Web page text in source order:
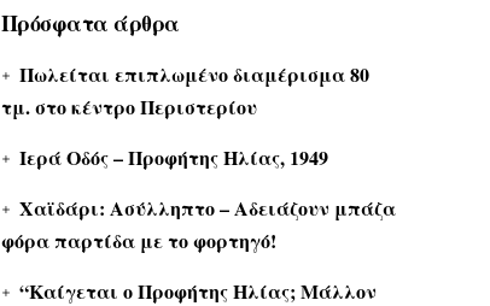
Πρόσφατα άρθρα
Πωλείται επιπλωμένο διαμέρισμα 80
τμ. στο κέντρο Περιστερίου
Ιερά Οδός – Προφήτης Ηλίας, 1949
Χαϊδάρι: Ασύλληπτο – Αδειάζουν μπάζα
φόρα παρτίδα με το φορτηγό!
“Καίγεται ο Προφήτης Ηλίας; Μάλλον